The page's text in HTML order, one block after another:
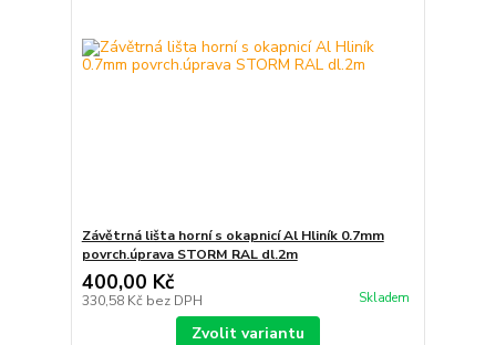
Závětrná lišta horní s okapnicí Al Hliník 0.7mm
povrch.úprava STORM RAL dl.2m
400,00 Kč
330,58 Kč bez DPH Skladem
Zvolit variantu